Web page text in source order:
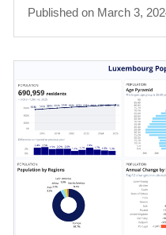
Published on March 3,